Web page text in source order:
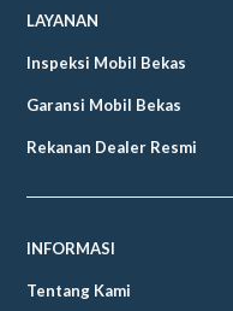
LAYANAN
Inspeksi Mobil Bekas
Garansi Mobil Bekas
Rekanan Dealer Resmi
INFORMASI
Tentang Kami